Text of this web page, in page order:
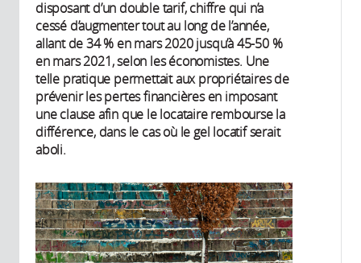
disposant d’un double tarif, chiffre qui n’a
cessé d’augmenter tout au long de l’année,
allant de 34 % en mars 2020 jusqu’à 45-50 %
en mars 2021, selon les économistes. Une
telle pratique permettait aux propriétaires de
prévenir les pertes financières en imposant
une clause afin que le locataire rembourse la
différence, dans le cas où le gel locatif serait
aboli.